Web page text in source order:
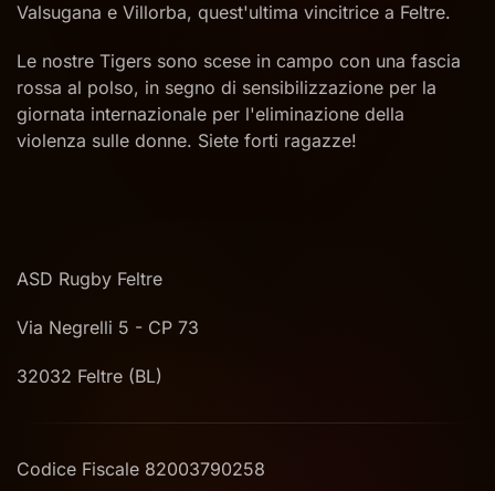
Valsugana e Villorba, quest'ultima vincitrice a Feltre.
Le nostre Tigers sono scese in campo con una fascia
rossa al polso, in segno di sensibilizzazione per la
giornata internazionale per l'eliminazione della
violenza sulle donne. Siete forti ragazze!
ASD Rugby Feltre
Via Negrelli 5 - CP 73
32032 Feltre (BL)
Codice Fiscale 82003790258